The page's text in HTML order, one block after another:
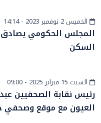
أخبار وطنية
الخميس 2 نوفمبر 2023 - 14:14
المجلس الحكومي
السكن
أخبار الصحراءالسبت 15 فبراير 2025 - 09:00
رئيس نقابة الصحفيين
العيون مع موقع وصحفي حياد24 وسط صمت